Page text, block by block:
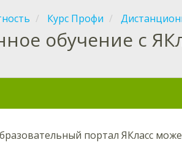
Курс Профи
обучение с
портал ЯКласс